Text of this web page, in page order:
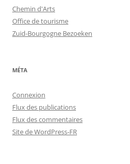
Chemin d'Arts
Office de tourisme
Zuid-Bourgogne Bezoeken
MÉTA
Connexion
Flux des publications
Flux des commentaires
Site de WordPress-FR